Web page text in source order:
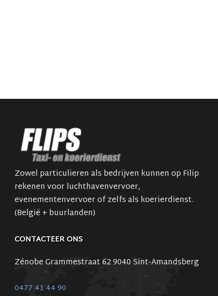
Zowel particulieren als bedrijven kunnen op Filip
rekenen voor luchthavenvervoer,
evenementenvervoer of zelfs als koerierdienst.
(België + buurlanden)
CONTACTEER ONS
Zénobe Grammestraat 62 9040 Sint-Amandsberg
0477 41 44 90